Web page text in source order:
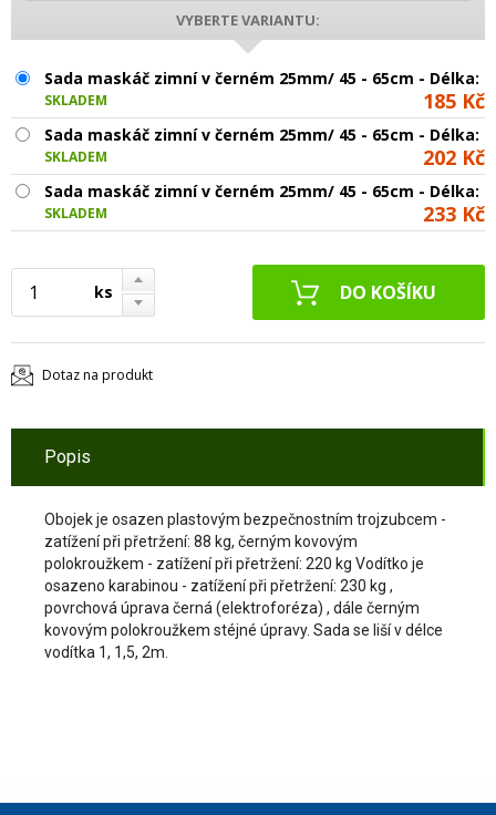
VYBERTE VARIANTU:
Sada maskáč zimní v černém 25mm/ 45 - 65cm - Délka:
SKLADEM 185 Kč
Sada maskáč zimní v černém 25mm/ 45 - 65cm - Délka:
SKLADEM 202 Kč
Sada maskáč zimní v černém 25mm/ 45 - 65cm - Délka:
SKLADEM 233 Kč
ks
Dotaz na produkt
Popis
Obojek je osazen plastovým bezpečnostním trojzubcem -
zatížení při přetržení: 88 kg, černým kovovým
polokroužkem - zatížení při přetržení: 220 kg Vodítko je
osazeno karabinou - zatížení při přetržení: 230 kg ,
povrchová úprava černá (elektroforéza) , dále černým
kovovým polokroužkem stéjné úpravy. Sada se liší v délce
vodítka 1, 1,5, 2m.